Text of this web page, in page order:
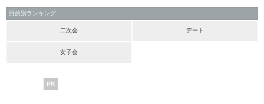
目的別ランキング
二次会 デート
女子会
PR